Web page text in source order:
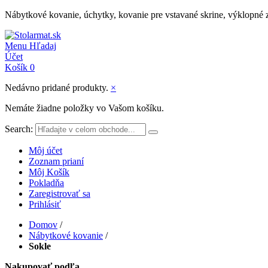
Nábytkové kovanie, úchytky, kovanie pre vstavané skrine, výklopné
Menu Hľadaj
Účet
Košík 0
Nedávno pridané produkty. ×
Nemáte žiadne položky vo Vašom košíku.
Search:
Môj účet
Zoznam prianí
Môj Košík
Pokladňa
Zaregistrovať sa
Prihlásiť
Domov /
Nábytkové kovanie /
Sokle